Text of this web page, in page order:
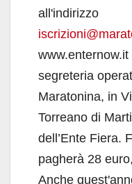
all'indirizzo
segreteria
Maratonina, in
Torreano di
dell’Ente Fiera.
pagherà 28
Anche